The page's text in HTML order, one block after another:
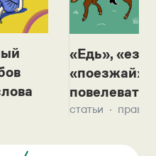
«Едь»,
«поезжай»?
повелевать
статьи